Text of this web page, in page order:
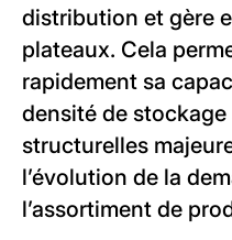
distribution et gère
plateaux. Cela
rapidement sa
densité de
structurelles
l’évolution de la
l’assortiment de